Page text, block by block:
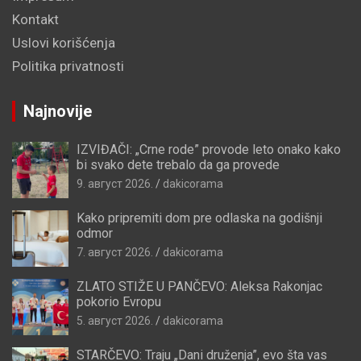
Kontakt
Uslovi korišćenja
Politika privatnosti
Najnovije
IZVIĐAČI: „Crne rode” provode leto onako kako
bi svako dete trebalo da ga provede
9. август 2026. dakicorama
Kako pripremiti dom pre odlaska na godišnji
odmor
7. август 2026. dakicorama
ZLATO STIŽE U PANČEVO: Aleksa Rakonjac
pokorio Evropu
5. август 2026. dakicorama
STARČEVO: Traju „Dani druženja”, evo šta vas